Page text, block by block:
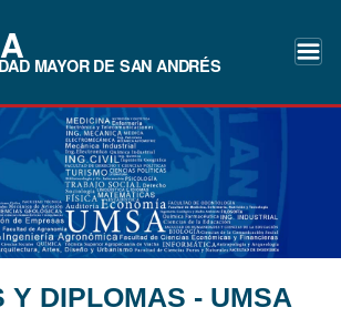
MAYOR DE SAN ANDRÉS
Y DIPLOMAS - UMSA